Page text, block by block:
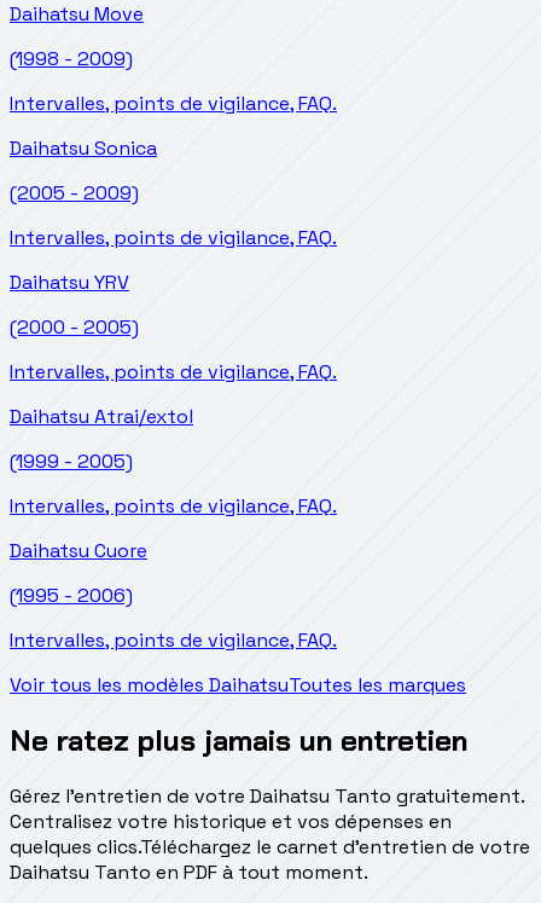
Daihatsu Move
(1998 - 2009)
Intervalles, points de vigilance, FAQ.
Daihatsu Sonica
(2005 - 2009)
Intervalles, points de vigilance, FAQ.
Daihatsu YRV
(2000 - 2005)
Intervalles, points de vigilance, FAQ.
Daihatsu Atrai/extol
(1999 - 2005)
Intervalles, points de vigilance, FAQ.
Daihatsu Cuore
(1995 - 2006)
Intervalles, points de vigilance, FAQ.
Voir tous les modèles DaihatsuToutes les marques
Ne ratez plus jamais un entretien
Gérez l'entretien de votre Daihatsu Tanto gratuitement.
Centralisez votre historique et vos dépenses en
quelques clics.Téléchargez le carnet d'entretien de votre
Daihatsu Tanto en PDF à tout moment.